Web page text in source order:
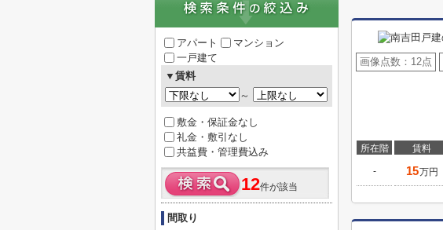
画像点数： 12点
所在階 賃料
- 15万円
アパート
マンション
一戸建て
▼賃料
～
敷金・保証金なし
礼金・敷引なし
共益費・管理費込み
12件が該当
間取り